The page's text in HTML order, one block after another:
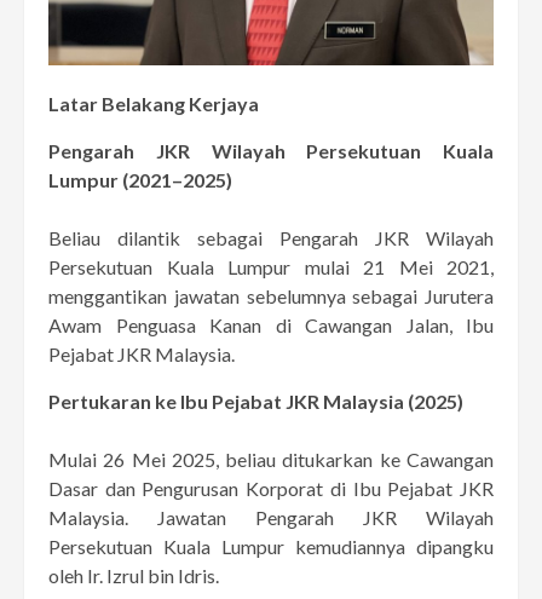
Latar Belakang Kerjaya
Pengarah JKR Wilayah Persekutuan Kuala
Lumpur (2021–2025)
Beliau dilantik sebagai Pengarah JKR Wilayah
Persekutuan Kuala Lumpur mulai 21 Mei 2021,
menggantikan jawatan sebelumnya sebagai Jurutera
Awam Penguasa Kanan di Cawangan Jalan, Ibu
Pejabat JKR Malaysia.
Pertukaran ke Ibu Pejabat JKR Malaysia (2025)
Mulai 26 Mei 2025, beliau ditukarkan ke Cawangan
Dasar dan Pengurusan Korporat di Ibu Pejabat JKR
Malaysia. Jawatan Pengarah JKR Wilayah
Persekutuan Kuala Lumpur kemudiannya dipangku
oleh Ir. Izrul bin Idris.